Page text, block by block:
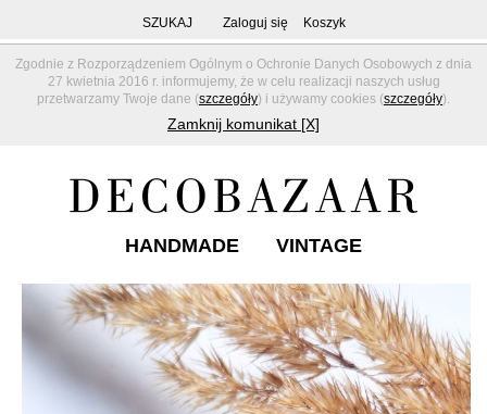
Zgodnie z Rozporządzeniem Ogólnym o Ochronie Danych Osobowych z dnia
27 kwietnia 2016 r. informujemy, że w celu realizacji naszych usług
przetwarzamy Twoje dane (szczegóły) i używamy cookies (szczegóły).
Zamknij komunikat [X]
SZUKAJ Zaloguj się Koszyk
HANDMADE VINTAGE